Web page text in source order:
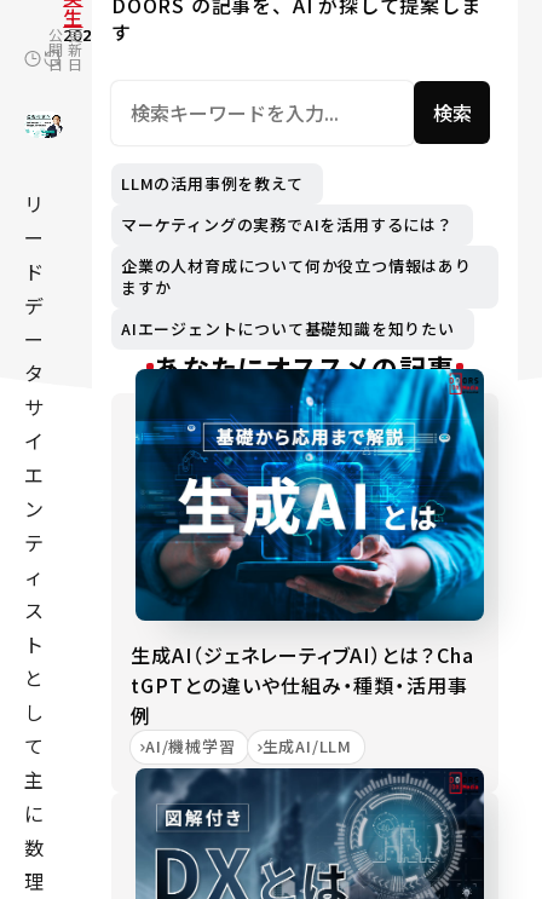
生
公
開
日
2021.05.20
更
新
日
2024.02.21
リ
ー
ド
デ
ー
タ
サ
イ
エ
ン
テ
ィ
ス
ト
と
し
て
主
に
数
理
す
検索
LLMの活用事例を教えて
マーケティングの実務でAIを活用するには？
企業の人材育成について何か役立つ情報はあり
ますか
AIエージェントについて基礎知識を知りたい
あなたにオススメの記事
生成AI（ジェネレーティブAI）とは？Cha
tGPTとの違いや仕組み・種類・活用事
例
AI/機械学習 生成AI/LLM